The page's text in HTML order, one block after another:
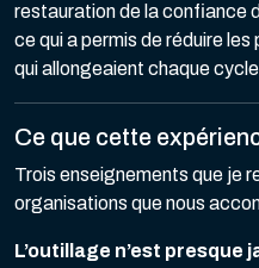
restauration de la confiance
ce qui a permis de réduire
qui allongeaient chaque
Ce que cette
Trois enseignements que je
organisations que nous
L’outillage n’est presque